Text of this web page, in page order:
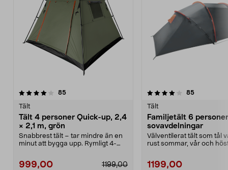
85recensioner
Tält
Tält 4 personer Quick-up, 2,4
× 2,1 m, grön
Snabbrest tält – tar mindre än en
minut att bygga upp. Rymligt 4-
999,00 1199,00
4.0 av 5 stjärnor 85recensioner
Tält
Familjetält 6
sovavdelningar
Välventilerat tält som tål
rust sommar, vår och
1199,00
3.0 av 5 stjärnor